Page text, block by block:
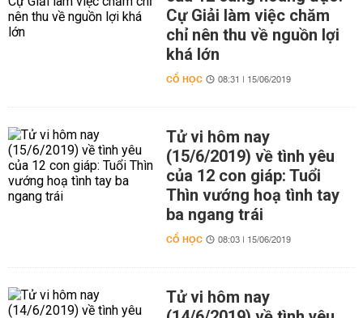
Cự Giải làm việc chăm
chỉ nên thu về nguồn lợi
khá lớn
CỔ HỌC 08:31 | 15/06/2019
Tử vi hôm nay
(15/6/2019) về tình yêu
của 12 con giáp: Tuổi
Thìn vướng hoạ tình tay
ba ngang trái
CỔ HỌC 08:03 | 15/06/2019
Tử vi hôm nay